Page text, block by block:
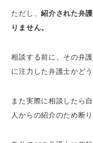
ただし、紹介された弁
りません。
相談する前に、その弁
に注力した弁護士かど
また実際に相談したら
人からの紹介のため断